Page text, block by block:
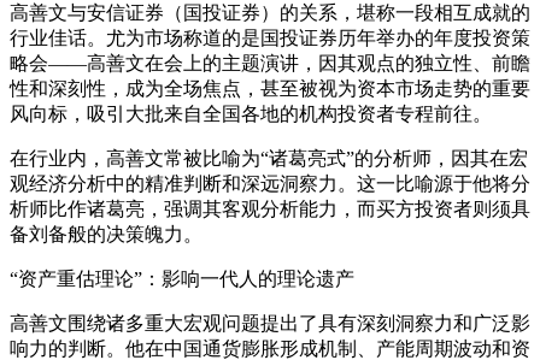
高善文与安信证券（国投证券）的关系，堪称一段相互成就的
行业佳话。尤为市场称道的是国投证券历年举办的年度投资策
略会——高善文在会上的主题演讲，因其观点的独立性、前瞻
性和深刻性，成为全场焦点，甚至被视为资本市场走势的重要
风向标，吸引大批来自全国各地的机构投资者专程前往。
在行业内，高善文常被比喻为“诸葛亮式”的分析师，因其在宏
观经济分析中的精准判断和深远洞察力。这一比喻源于他将分
析师比作诸葛亮，强调其客观分析能力，而买方投资者则须具
备刘备般的决策魄力。
“资产重估理论”：影响一代人的理论遗产
高善文围绕诸多重大宏观问题提出了具有深刻洞察力和广泛影
响力的判断。他在中国通货膨胀形成机制、产能周期波动和资